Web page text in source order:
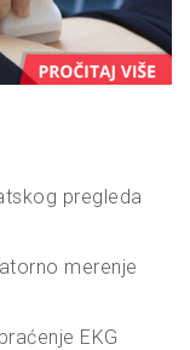
pregleda
merenje
EKG